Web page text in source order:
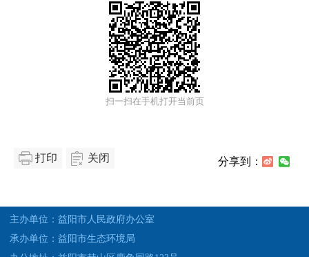
扫一扫在手机打开当前页
打印 关闭 分享到：
主办单位：益阳市人民政府办公室
承办单位：益阳市生态环境局